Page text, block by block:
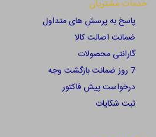
صندوق‌های مکانیکی سنتی
اینها صندوق هایی هستند که
دنده های مکانیکی ثبت می کنند.
گسترده در محیط های خرده فروشی
نمی گیرند، گهگاه در بازارهای خاص
می شوند.
خدمات مشتریان
پاسخ به پرسش های متداول
ضمانت اصالت کالا
گارانتی محصولات
7 روز ضمانت بازگشت وجه
درخواست پیش فاکتور
ثبت شکایات